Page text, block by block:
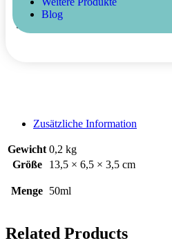
Blog
Silverline
Share :
Zusätzliche Information
Gewicht 0,2 kg
Größe
13,5 × 6,5 × 3,5 cm
Menge 50ml
Related Products